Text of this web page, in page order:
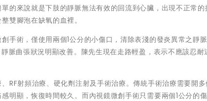
的來說就是下肢的靜脈無法有效的回流到心臟，出現不正常的
雙腳泡在缺氧的血裡。
手術，僅使用兩個1公分的小傷口，清除表淺的發炎異常之靜
脈曲張狀況明顯改善。陳先生現在走路輕盈，表示不應該忍耐
RF射頻治療、硬化劑注射及手術治療。傳統手術治療需要開
明顯，恢復時間較久。而內視鏡微創手術只需要兩個1公分的